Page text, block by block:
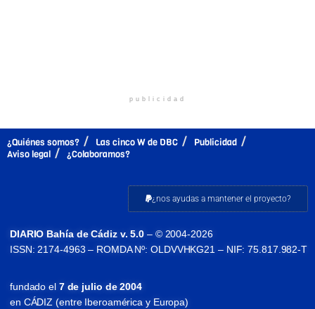
publicidad
¿Quiénes somos? Las cinco W de DBC
Publicidad
Aviso legal
¿Colaboramos?
¿nos ayudas a mantener el proyecto?
DIARIO Bahía de Cádiz v. 5.0 – © 2004-2026
ISSN: 2174-4963 – ROMDA Nº: OLDVVHKG21 – NIF: 75.817.982-T
fundado el7 de julio de 2004
en CÁDIZ (entre Iberoamérica y Europa)